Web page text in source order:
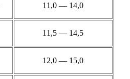
11,0 — 14,0
11,5 — 14,5
12,0 — 15,0